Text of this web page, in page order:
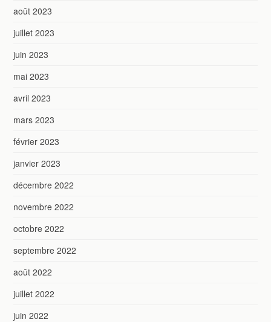
août 2023
juillet 2023
juin 2023
mai 2023
avril 2023
mars 2023
février 2023
janvier 2023
décembre 2022
novembre 2022
octobre 2022
septembre 2022
août 2022
juillet 2022
juin 2022